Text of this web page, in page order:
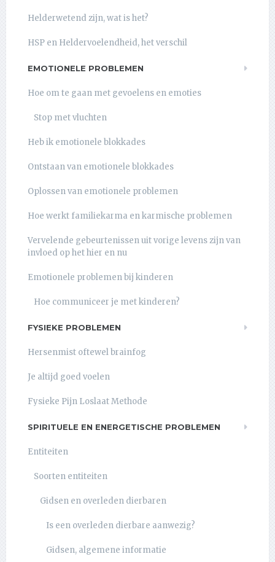
Helderwetend zijn, wat is het?
HSP en Heldervoelendheid, het verschil
EMOTIONELE PROBLEMEN
Hoe om te gaan met gevoelens en emoties
Stop met vluchten
Heb ik emotionele blokkades
Ontstaan van emotionele blokkades
Oplossen van emotionele problemen
Hoe werkt familiekarma en karmische problemen
Vervelende gebeurtenissen uit vorige levens zijn van
invloed op het hier en nu
Emotionele problemen bij kinderen
Hoe communiceer je met kinderen?
FYSIEKE PROBLEMEN
Hersenmist oftewel brainfog
Je altijd goed voelen
Fysieke Pijn Loslaat Methode
SPIRITUELE EN ENERGETISCHE PROBLEMEN
Entiteiten
Soorten entiteiten
Gidsen en overleden dierbaren
Is een overleden dierbare aanwezig?
Gidsen, algemene informatie